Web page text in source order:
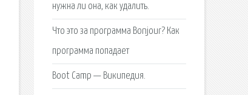
нужна ли она, как удалить.
Что это за программа Bonjour? Как
программа попадает
Boot Camp — Википедия.